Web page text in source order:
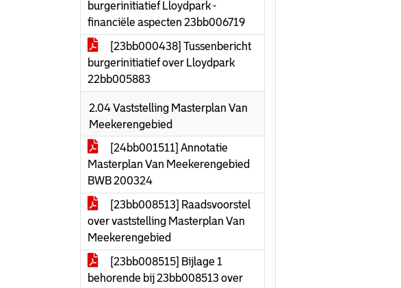
burgerinitiatief Lloydpark -
financiële aspecten 23bb006719
[23bb000438] Tussenbericht
burgerinitiatief over Lloydpark
22bb005883
2.04 Vaststelling Masterplan Van
Meekerengebied
[24bb001511] Annotatie
Masterplan Van Meekerengebied
BWB 200324
[23bb008513] Raadsvoorstel
over vaststelling Masterplan Van
Meekerengebied
[23bb008515] Bijlage 1
behorende bij 23bb008513 over